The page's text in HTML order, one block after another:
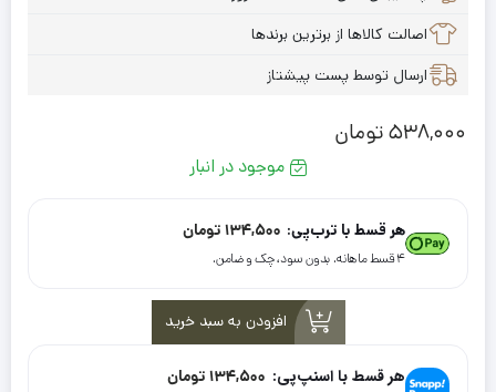
اصالت کالاها از برترین برندها
ارسال توسط پست پیشتاز
538,000تومان
موجود در انبار
هر قسط با ترب‌پی: 134,500 تومان
۴ قسط ماهانه. بدون سود، چک و ضامن.
افزودن به سبد خرید
هر قسط با اسنپ‌پی: 134,500 تومان